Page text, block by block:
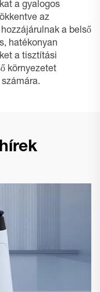
a gyalogos
az
a belső
hatékonyan
a tisztítási
környezetet